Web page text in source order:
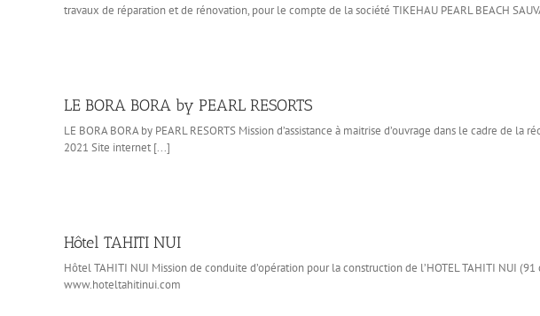
travaux de réparation et de rénovation, pour le compte de la société TIKEHAU PEARL BEACH
LE BORA BORA by PEARL RESORTS
LE BORA BORA by PEARL RESORTS Mission d’assistance à maitrise d’ouvrage dans le cadre
2021 Site internet [...]
Hôtel TAHITI NUI
Hôtel TAHITI NUI Mission de conduite d’opération pour la construction de l’HOTEL TAHITI NUI
www.hoteltahitinui.com